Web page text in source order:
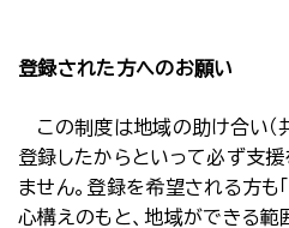
登録された方へのお願い
この制度は地域の助け合い（
登録したからといって必ず支
ません。登録を希望される方も
心構えのもと、地域ができる